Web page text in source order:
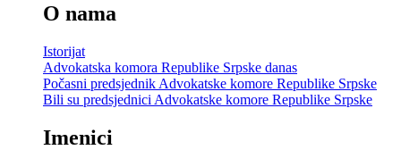
O nama
Istorijat
Advokatska komora Republike Srpske danas
Počasni predsjednik Advokatske komore Republike Srpske
Bili su predsjednici Advokatske komore Republike Srpske
Imenici